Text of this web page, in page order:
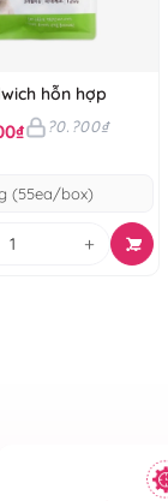
hỗn hợp
?0.?00₫
(55ea/box)
+